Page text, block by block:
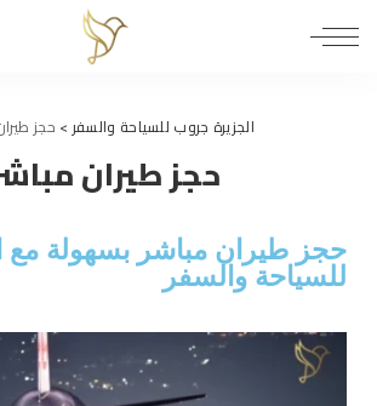
الجزيرة جروب للسياحة والسفر > حجز
حجز طيران
حجز طيران مباشر بسهولة مع
للسياحة والسفر